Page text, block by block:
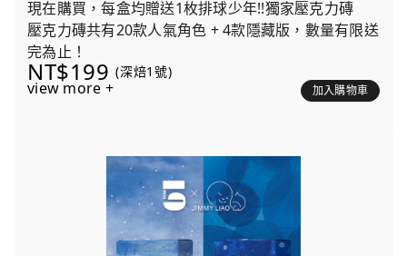
現在購買，每盒均贈送1枚排球少年!!獨家壓克力磚
壓克力磚共有20款人氣角色 + 4款隱藏版，數量有限送
完為止！
NT$199 (深焙1號)
view more + 加入購物車